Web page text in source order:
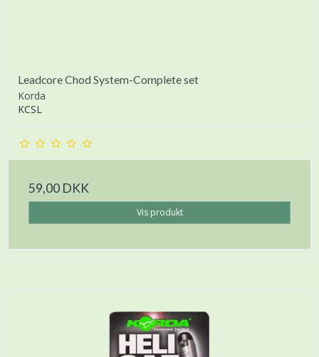
Leadcore Chod System-Complete set
Korda
KCSL
59,00 DKK
Vis produkt